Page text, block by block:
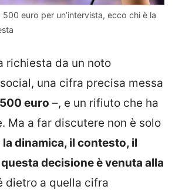
500 euro per un’intervista, ecco chi è la
richiesta da un noto
una cifra precisa messa
500 euro –, e un rifiuto che ha
Ma a far discutere non è solo
la dinamica, il contesto, il
decisione è venuta alla
dietro a quella cifra